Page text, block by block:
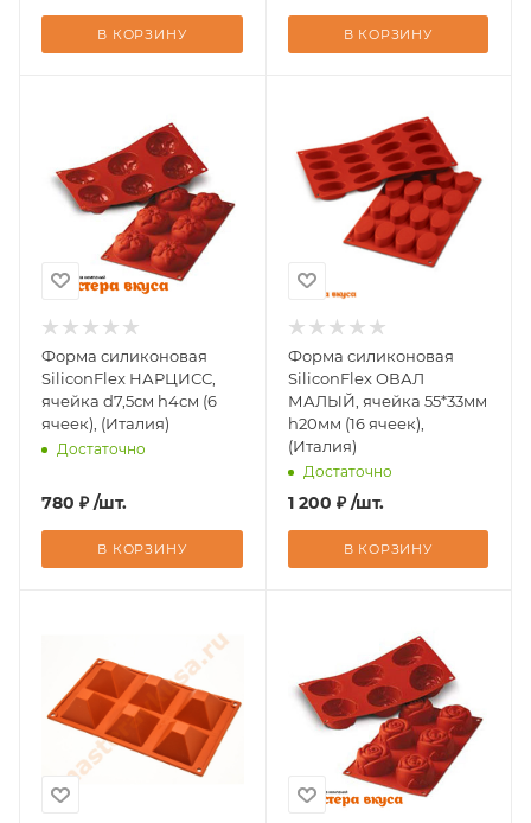
В КОРЗИНУ В КОРЗИНУ
Форма силиконовая
SiliconFlex НАРЦИСС,
ячейка d7,5см h4см (6
ячеек), (Италия)
Достаточно
780 ₽ /шт.
В КОРЗИНУ
Форма силиконовая
SiliconFlex ОВАЛ
МАЛЫЙ, ячейка 55*33мм
h20мм (16 ячеек),
(Италия)
Достаточно
1 200 ₽ /шт.
В КОРЗИНУ